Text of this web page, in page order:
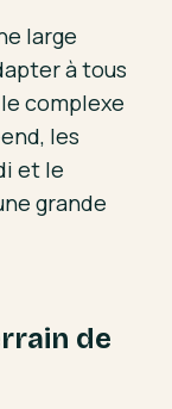
large
à tous
complexe
les
et le
grande
de